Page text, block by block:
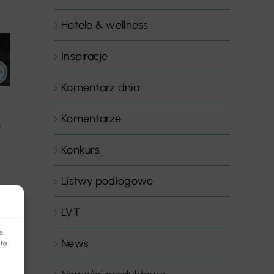
Hotele & wellness
Inspiracje
Komentarz dnia
Komentarze
Konkurs
Listwy podłogowe
LVT
News